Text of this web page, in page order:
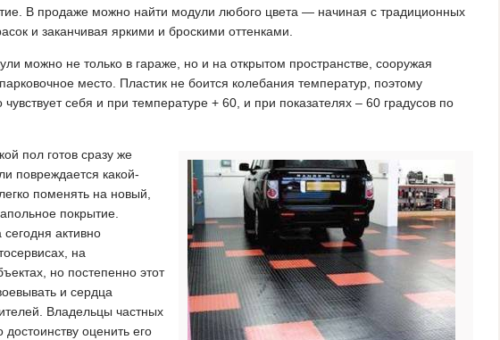
В продаже можно найти модули любого цвета — начиная с традиционных
и заканчивая яркими и броскими оттенками.
можно не только в гараже, но и на открытом пространстве, сооружая
место. Пластик не боится колебания температур, поэтому
себя и при температуре + 60, и при показателях – 60 градусов по
пол готов сразу же
повреждается какой-
поменять на новый,
покрытие.
активно
на
но постепенно этот
и сердца
Владельцы частных
оценить его